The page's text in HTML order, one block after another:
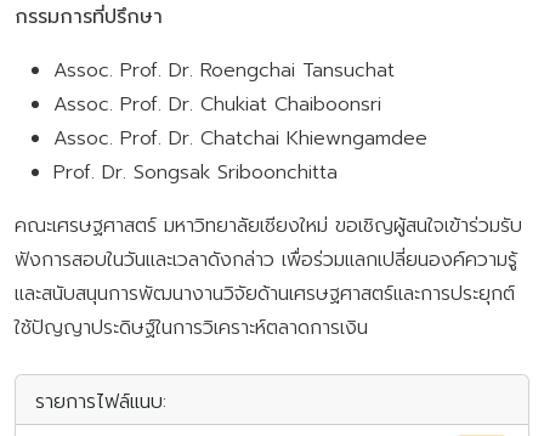
กรรมการที่ปรึกษา
Assoc. Prof. Dr. Roengchai Tansuchat
Assoc. Prof. Dr. Chukiat Chaiboonsri
Assoc. Prof. Dr. Chatchai Khiewngamdee
Prof. Dr. Songsak Sriboonchitta
คณะเศรษฐศาสตร์ มหาวิทยาลัยเชียงใหม่ ขอเชิญผู้สนใจเข้าร่วมรับ
ฟังการสอบในวันและเวลาดังกล่าว เพื่อร่วมแลกเปลี่ยนองค์ความรู้
และสนับสนุนการพัฒนางานวิจัยด้านเศรษฐศาสตร์และการประยุกต์
ใช้ปัญญาประดิษฐ์ในการวิเคราะห์ตลาดการเงิน
รายการไฟล์แนบ: